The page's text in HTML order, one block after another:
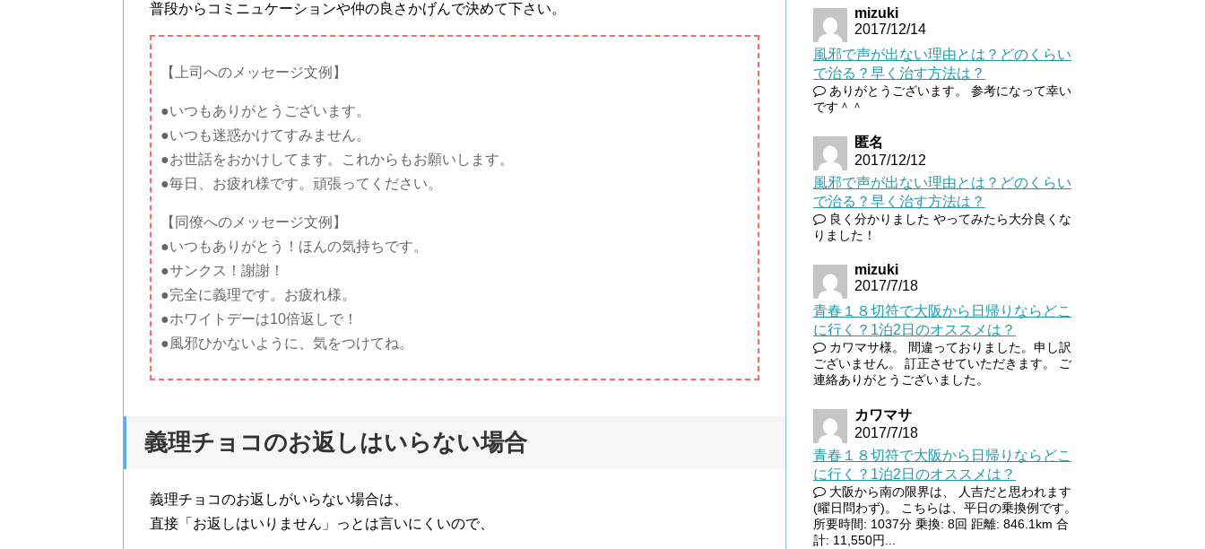
普段からコミニュケーションや仲の良さかげんで決めて下さい。
【上司へのメッセージ文例】
●いつもありがとうございます。
●いつも迷惑かけてすみません。
●お世話をおかけしてます。これからもお願いします。
●毎日、お疲れ様です。頑張ってください。
【同僚へのメッセージ文例】
●いつもありがとう！ほんの気持ちです。
●サンクス！謝謝！
●完全に義理です。お疲れ様。
●ホワイトデーは10倍返しで！
●風邪ひかないように、気をつけてね。
義理チョコのお返しはいらない場合
義理チョコのお返しがいらない場合は、
直接「お返しはいりません」っとは言いにくいので、
mizuki
2017/12/14
風邪で声が出ない理由とは？どのくらい
で治る？早く治す方法は？
ありがとうございます。 参考になって幸い
です＾＾
匿名
2017/12/12
風邪で声が出ない理由とは？どのくらい
で治る？早く治す方法は？
良く分かりました やってみたら大分良くな
りました！
mizuki
2017/7/18
青春１８切符で大阪から日帰りならどこ
に行く？1泊2日のオススメは？
カワマサ様。 間違っておりました。申し訳
ございません。 訂正させていただきます。 ご
連絡ありがとうございました。
カワマサ
2017/7/18
青春１８切符で大阪から日帰りならどこ
に行く？1泊2日のオススメは？
大阪から南の限界は、 人吉だと思われます
(曜日問わず)。 こちらは、平日の乗換例です。
所要時間: 1037分 乗換: 8回 距離: 846.1km 合
計: 11,550円...